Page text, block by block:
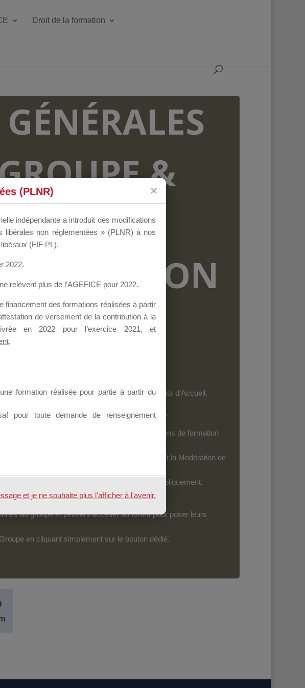
Droit de la formation
&
AUX
de l’AGEFICE et les personnels des Points d’Accueil.
concernant les dispositifs de l’AGEFICE.
et sur les aides au financement d’actions de formation
messages
: Seuls leurs Auteurs et la Modération de
des échanges pourront devenir accessibles publiquement.
au groupe et peuvent accéder au forum pour poser leurs
en cliquant simplement sur le bouton dédié.
(PLNR)
indépendante a introduit des modifications
libérales non réglementées » (PLNR) à nos
(FIF PL).
2022.
relèvent plus de l’AGEFICE pour 2022.
financement des formations réalisées à partir
de versement de la contribution à la
en 2022 pour l’exercice 2021, et
.
formation réalisée pour partie à partir du
pour toute demande de renseignement
et je ne souhaite plus l'afficher à l'avenir.